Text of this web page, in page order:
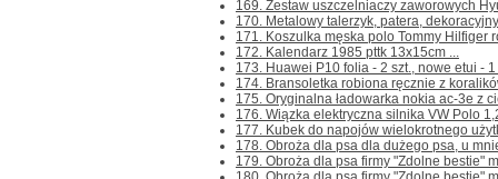
169. Zestaw uszczelniaczy zaworowych
170. Metalowy talerzyk, patera,
171. Koszulka męska polo Tommy Hilfiger
172. Kalendarz 1985 pttk 13x15cm ...
173. Huawei P10 folia - 2 szt., nowe etui -
174. Bransoletka robiona ręcznie z
175. Oryginalna ładowarka nokia ac-3e z
176. Wiązka elektryczna silnika VW Polo
177. Kubek do napojów wielokrotnego
178. Obroża dla psa dla dużego psa, u
179. Obroża dla psa firmy "Zdolne bestie"